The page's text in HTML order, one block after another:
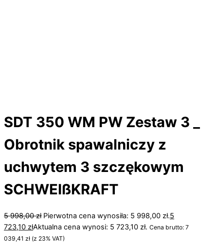
SDT 350 WM PW Zestaw 3 _
Obrotnik spawalniczy z
uchwytem 3 szczękowym
SCHWEIßKRAFT
5 998,00zł Pierwotna cena wynosiła: 5 998,00 zł.5
723,10 złAktualna cena wynosi: 5 723,10 zł. Cena brutto: 7
039,41 zł (z 23% VAT)